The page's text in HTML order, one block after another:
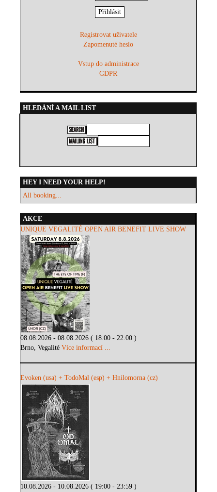
Registrovat uživatele
Zapomenuté heslo
Vstup do administrace
GDPR
HLEDÁNÍ A MAIL LIST
HEY I NEED YOUR HELP!
All booking...
AKCE
UNIQUE VEGALITÉ OPEN AIR BENEFIT LIVE SHOW
08.08.2026 - 08.08.2026 ( 18:00 - 22:00 )
Brno, VegalitéVíce informací ...
Evoken (usa) + TodoMal (esp) + Hnilomorna (cz)
10.08.2026 - 10.08.2026 ( 19:00 - 23:59 )